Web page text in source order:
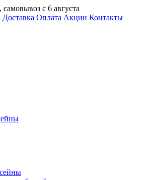
, самовывоз с 6 августа
Доставка Оплата Акции Контакты